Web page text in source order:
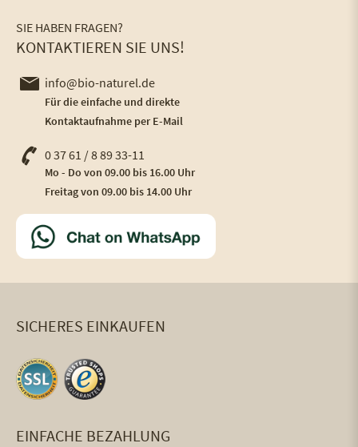
SIE HABEN FRAGEN?
KONTAKTIEREN SIE UNS!
info@bio-naturel.de
Für die einfache und direkte
Kontaktaufnahme per E-Mail
0 37 61 / 8 89 33-11
Mo - Do von 09.00 bis 16.00 Uhr
Freitag von 09.00 bis 14.00 Uhr
SICHERES EINKAUFEN
EINFACHE BEZAHLUNG